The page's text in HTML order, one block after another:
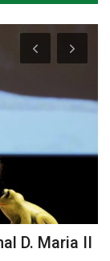
D. Maria II